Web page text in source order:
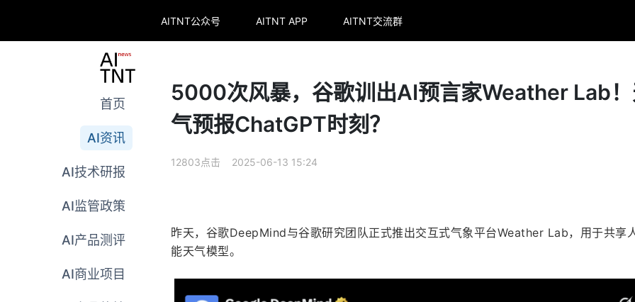
AITNT公众号 AITNT APP AITNT交流群
首页
AI资讯
AI技术研报
AI监管政策
AI产品测评
AI商业项目
5000次风暴，谷歌训出AI预言家Weather Lab
气预报ChatGPT时刻？
12803点击 2025-06-13 15:24
昨天，谷歌DeepMind与谷歌研究团队正式推出交互式气象平台Weather Lab，用于共享
能天气模型。